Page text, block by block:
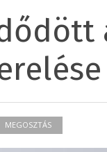
MEGOSZTÁS